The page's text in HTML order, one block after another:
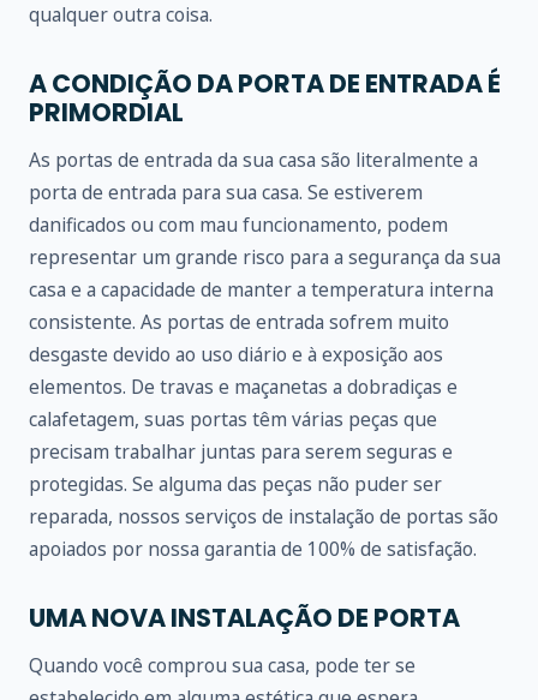
qualquer outra coisa.
A CONDIÇÃO DA PORTA DE ENTRADA É
PRIMORDIAL
As portas de entrada da sua casa são literalmente a
porta de entrada para sua casa. Se estiverem
danificados ou com mau funcionamento, podem
representar um grande risco para a segurança da sua
casa e a capacidade de manter a temperatura interna
consistente. As portas de entrada sofrem muito
desgaste devido ao uso diário e à exposição aos
elementos. De travas e maçanetas a dobradiças e
calafetagem, suas portas têm várias peças que
precisam trabalhar juntas para serem seguras e
protegidas. Se alguma das peças não puder ser
reparada, nossos serviços de instalação de portas são
apoiados por nossa garantia de 100% de satisfação.
UMA NOVA INSTALAÇÃO DE PORTA
Quando você comprou sua casa, pode ter se